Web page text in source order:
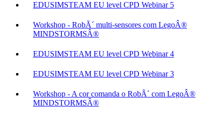
EDUSIMSTEAM EU level CPD Webinar 5
Workshop - RobÃ´ multi-sensores com LegoÂ®
MINDSTORMSÂ®
EDUSIMSTEAM EU level CPD Webinar 4
EDUSIMSTEAM EU level CPD Webinar 3
Workshop - A cor comanda o RobÃ´ com LegoÂ®
MINDSTORMSÂ®